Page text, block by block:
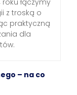
z troską o
praktyczną
dla
– na co